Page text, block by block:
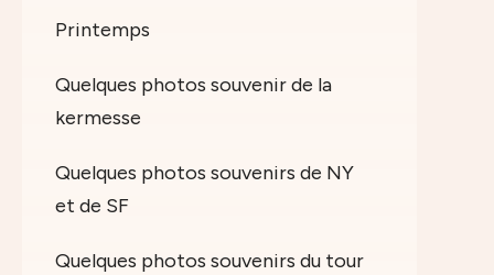
Printemps
Quelques photos souvenir de la
kermesse
Quelques photos souvenirs de NY
et de SF
Quelques photos souvenirs du tour